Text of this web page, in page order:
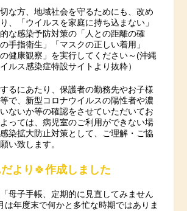
な方、地域社会を守るためにも、改め
、「ウイルスを家庭に持ち込まない」
な感染予防対策の「人との距離の確
手指衛生」「マスクの正しい着用」
の健康観察」を実行してください～(沖縄
ルス感染症特設サイトより抜粋）
るにあたり、保護者の勤務先やお子様
で、新型コロナウイルスの陽性者や濃
ないか等の確認をさせていただいてお
っては、病児室のご利用ができない場
染拡大防止対策として、ご理解・ご協
い致します。
より 🍀作成しました
母子手帳、定期的に見直してみません
は年度末で何かと多忙な時期ではありま